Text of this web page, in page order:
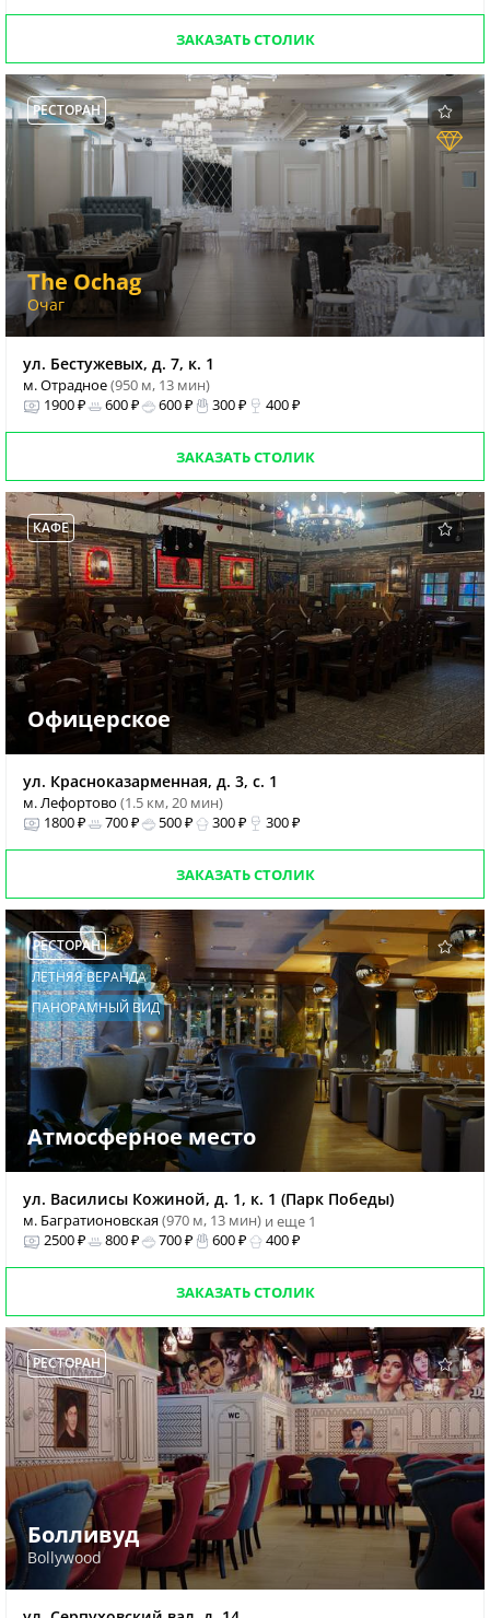
ЗАКАЗАТЬ СТОЛИК
РЕСТОРАН
The Ochag
Очаг
ул. Бестужевых, д. 7, к. 1
м. Отрадное(950 м, 13 мин)
1900 ₽
600 ₽ 600 ₽ 300 ₽ 400 ₽
ЗАКАЗАТЬ СТОЛИК
КАФЕ
Офицерское
ул. Красноказарменная, д. 3, с. 1
м. Лефортово (1.5 км, 20 мин)
1800 ₽
700 ₽ 500 ₽ 300 ₽ 300 ₽
ЗАКАЗАТЬ СТОЛИК
РЕСТОРАН
ЛЕТНЯЯ ВЕРАНДА
ПАНОРАМНЫЙ ВИД
Атмосферное место
ул. Василисы Кожиной, д. 1, к. 1 (Парк Победы)
м. Багратионовская(970 м, 13 мин) и еще 1
2500 ₽
800 ₽ 700 ₽ 600 ₽ 400 ₽
ЗАКАЗАТЬ СТОЛИК
РЕСТОРАН
Болливуд
Bollywood